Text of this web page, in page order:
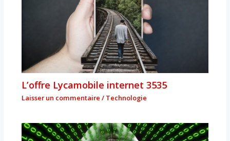
L’offre Lycamobile internet 3535
Laisser un commentaire / Technologie